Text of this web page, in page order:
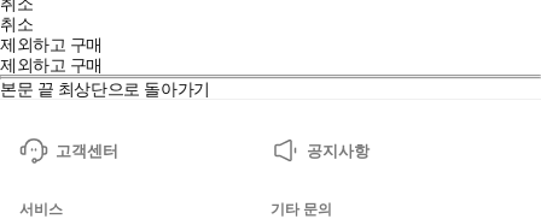
취소
제외하고 구매
제외하고 구매
본문 끝 최상단으로 돌아가기
고객센터 공지사항
서비스
기타 문의